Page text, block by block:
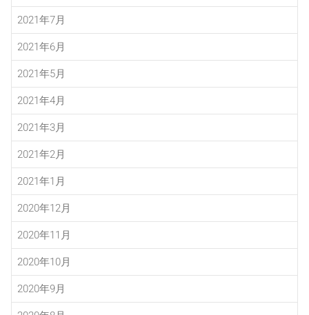
2021年7月
2021年6月
2021年5月
2021年4月
2021年3月
2021年2月
2021年1月
2020年12月
2020年11月
2020年10月
2020年9月